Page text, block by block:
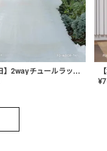
【3泊4日】2wayチュールラッフルドレス〈PD-WDOR-341RTL〉
¥